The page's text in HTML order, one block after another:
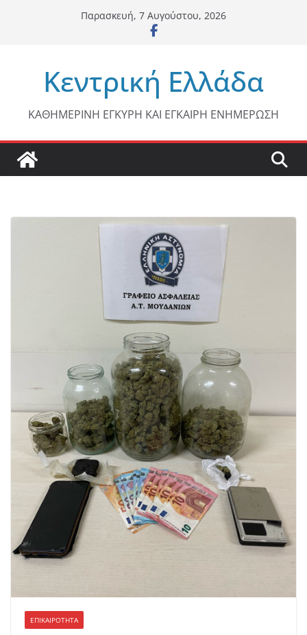
Παρασκευή, 7 Αυγούστου, 2026
Κεντρική Ελλάδα
ΚΑΘΗΜΕΡΙΝΗ ΕΓΚΥΡΗ ΚΑΙ ΕΓΚΑΙΡΗ ΕΝΗΜΕΡΩΣΗ
ΕΠΙΚΑΙΡΟΤΗΤΑ